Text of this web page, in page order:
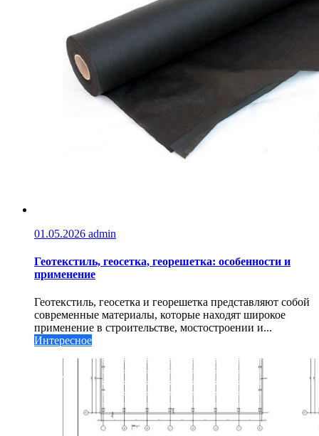
01.05.2026 admin
Геотекстиль, геосетка, георешетка: особенности и
применение
Геотекстиль, геосетка и георешетка представляют собой
современные материалы, которые находят широкое
применение в строительстве, мостостроении и...
Интересное